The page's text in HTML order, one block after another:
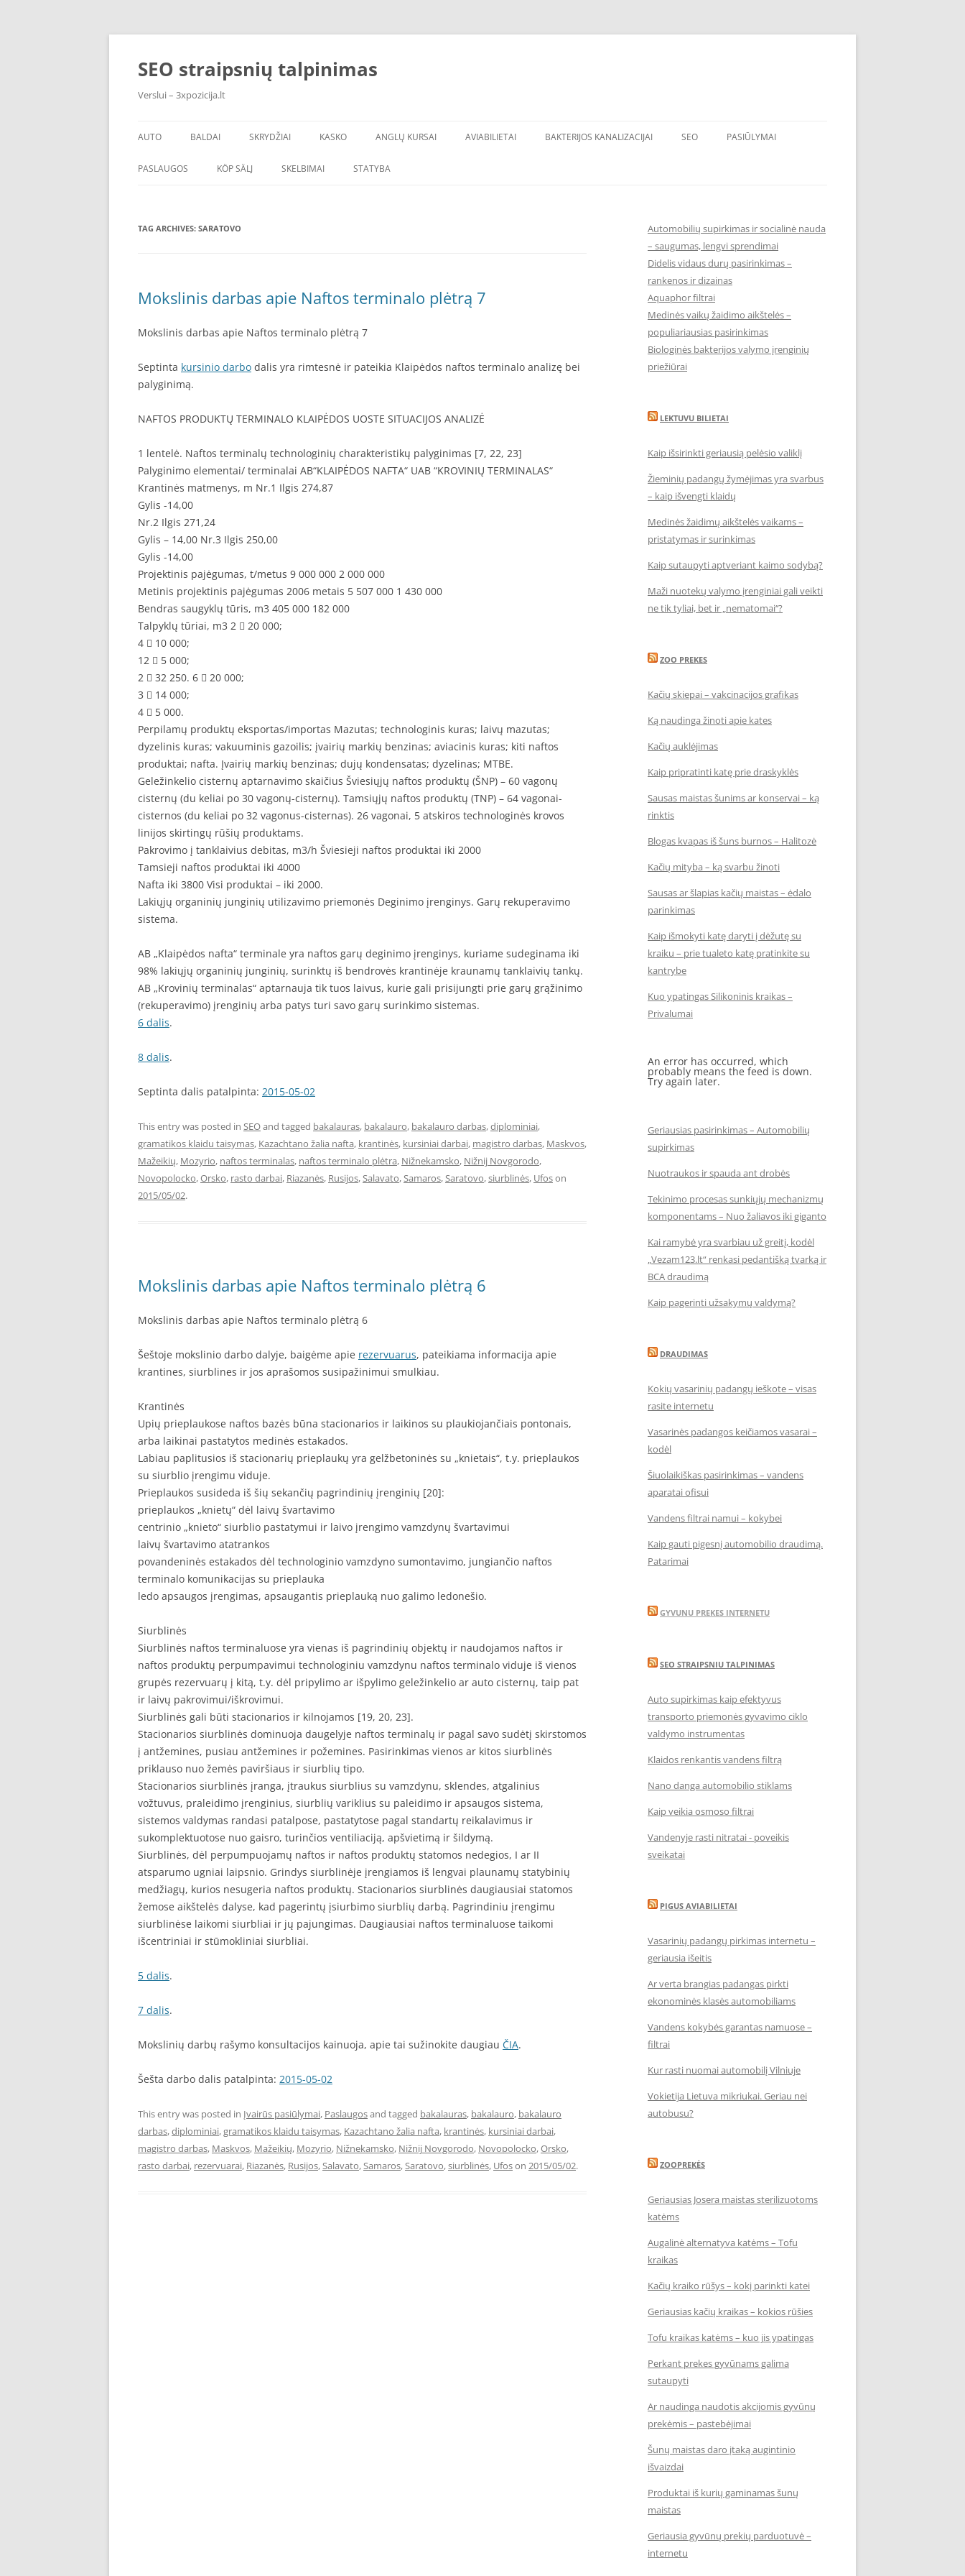
Skip
SEO straipsnių talpinimas
Verslui – 3xpozicija.lt
AUTO BALDAI SKRYDŽIAI KASKO ANGLŲ KURSAI AVIABILIETAI BAKTERIJOS KANALIZACIJAI SEO PASIŪLYMAI
PASLAUGOS KÖP SÄLJ SKELBIMAI STATYBA
TAG ARCHIVES: SARATOVO
Mokslinis darbas apie Naftos terminalo plėtrą 7
Mokslinis darbas apie Naftos terminalo plėtrą 7
Septinta kursinio darbo dalis yra rimtesnė ir pateikia Klaipėdos naftos terminalo analizę bei
palyginimą.
NAFTOS PRODUKTŲ TERMINALO KLAIPĖDOS UOSTE SITUACIJOS ANALIZĖ
1 lentelė. Naftos terminalų technologinių charakteristikų palyginimas [7, 22, 23]
Palyginimo elementai/ terminalai AB“KLAIPĖDOS NAFTA“ UAB “KROVINIŲ TERMINALAS“
Krantinės matmenys, m Nr.1 Ilgis 274,87
Gylis -14,00
Nr.2 Ilgis 271,24
Gylis – 14,00 Nr.3 Ilgis 250,00
Gylis -14,00
Projektinis pajėgumas, t/metus 9 000 000 2 000 000
Metinis projektinis pajėgumas 2006 metais 5 507 000 1 430 000
Bendras saugyklų tūris, m3 405 000 182 000
Talpyklų tūriai, m3 2  20 000;
4  10 000;
12  5 000;
2  32 250. 6  20 000;
3  14 000;
4  5 000.
Perpilamų produktų eksportas/importas Mazutas; technologinis kuras; laivų mazutas;
dyzelinis kuras; vakuuminis gazoilis; įvairių markių benzinas; aviacinis kuras; kiti naftos
produktai; nafta. Įvairių markių benzinas; dujų kondensatas; dyzelinas; MTBE.
Geležinkelio cisternų aptarnavimo skaičius Šviesiųjų naftos produktų (ŠNP) – 60 vagonų
cisternų (du keliai po 30 vagonų-cisternų). Tamsiųjų naftos produktų (TNP) – 64 vagonai-
cisternos (du keliai po 32 vagonus-cisternas). 26 vagonai, 5 atskiros technologinės krovos
linijos skirtingų rūšių produktams.
Pakrovimo į tanklaivius debitas, m3/h Šviesieji naftos produktai iki 2000
Tamsieji naftos produktai iki 4000
Nafta iki 3800 Visi produktai – iki 2000.
Lakiųjų organinių junginių utilizavimo priemonės Deginimo įrenginys. Garų rekuperavimo
sistema.
AB „Klaipėdos nafta“ terminale yra naftos garų deginimo įrenginys, kuriame sudeginama iki
98% lakiųjų organinių junginių, surinktų iš bendrovės krantinėje kraunamų tanklaivių tankų.
AB „Krovinių terminalas“ aptarnauja tik tuos laivus, kurie gali prisijungti prie garų grąžinimo
(rekuperavimo) įrenginių arba patys turi savo garų surinkimo sistemas.
6 dalis.
8 dalis.
Septinta dalis patalpinta: 2015-05-02
This entry was posted in SEOand tagged bakalauras, bakalauro, bakalauro darbas,diplominiai,
gramatikos klaidu taisymas, Kazachtano žalia nafta, krantinės, kursiniai darbai, magistro darbas, Maskvos,
Mažeikių, Mozyrio, naftos terminalas, naftos terminalo plėtra, Nižnekamsko, Nižnij Novgorodo,
Novopolocko,Orsko, rasto darbai, Riazanės, Rusijos,Salavato,Samaros,Saratovo,siurblinės, Ufoson
2015/05/02.
Mokslinis darbas apie Naftos terminalo plėtrą 6
Mokslinis darbas apie Naftos terminalo plėtrą 6
Šeštoje mokslinio darbo dalyje, baigėme apie rezervuarus, pateikiama informacija apie
krantines, siurblines ir jos aprašomos susipažinimui smulkiau.
Krantinės
Upių prieplaukose naftos bazės būna stacionarios ir laikinos su plaukiojančiais pontonais,
arba laikinai pastatytos medinės estakados.
Labiau paplitusios iš stacionarių prieplaukų yra gelžbetoninės su „knietais“, t.y. prieplaukos
su siurblio įrengimu viduje.
Prieplaukos susideda iš šių sekančių pagrindinių įrenginių [20]:
prieplaukos „knietų“ dėl laivų švartavimo
centrinio „knieto“ siurblio pastatymui ir laivo įrengimo vamzdynų švartavimui
laivų švartavimo atatrankos
povandeninės estakados dėl technologinio vamzdyno sumontavimo, jungiančio naftos
terminalo komunikacijas su prieplauka
ledo apsaugos įrengimas, apsaugantis prieplauką nuo galimo ledonešio.
Siurblinės
Siurblinės naftos terminaluose yra vienas iš pagrindinių objektų ir naudojamos naftos ir
naftos produktų perpumpavimui technologiniu vamzdynu naftos terminalo viduje iš vienos
grupės rezervuarų į kitą, t.y. dėl pripylimo ar išpylimo geležinkelio ar auto cisternų, taip pat
ir laivų pakrovimui/iškrovimui.
Siurblinės gali būti stacionarios ir kilnojamos [19, 20, 23].
Stacionarios siurblinės dominuoja daugelyje naftos terminalų ir pagal savo sudėtį skirstomos
į antžemines, pusiau antžemines ir požemines. Pasirinkimas vienos ar kitos siurblinės
priklauso nuo žemės paviršiaus ir siurblių tipo.
Stacionarios siurblinės įranga, įtraukus siurblius su vamzdynu, sklendes, atgalinius
vožtuvus, praleidimo įrenginius, siurblių variklius su paleidimo ir apsaugos sistema,
sistemos valdymas randasi patalpose, pastatytose pagal standartų reikalavimus ir
sukomplektuotose nuo gaisro, turinčios ventiliaciją, apšvietimą ir šildymą.
Siurblinės, dėl perpumpuojamų naftos ir naftos produktų statomos nedegios, I ar II
atsparumo ugniai laipsnio. Grindys siurblinėje įrengiamos iš lengvai plaunamų statybinių
medžiagų, kurios nesugeria naftos produktų. Stacionarios siurblinės daugiausiai statomos
žemose aikštelės dalyse, kad pagerintų įsiurbimo siurblių darbą. Pagrindiniu įrengimu
siurblinėse laikomi siurbliai ir jų pajungimas. Daugiausiai naftos terminaluose taikomi
išcentriniai ir stūmokliniai siurbliai.
5 dalis.
7 dalis.
Mokslinių darbų rašymo konsultacijos kainuoja, apie tai sužinokite daugiau ČIA.
Šešta darbo dalis patalpinta: 2015-05-02
This entry was posted in Įvairūs pasiūlymai, Paslaugosand tagged bakalauras, bakalauro, bakalauro
darbas,diplominiai,gramatikos klaidu taisymas, Kazachtano žalia nafta, krantinės, kursiniai darbai,
magistro darbas, Maskvos, Mažeikių, Mozyrio, Nižnekamsko, Nižnij Novgorodo, Novopolocko,Orsko,
rasto darbai, rezervuarai, Riazanės, Rusijos,Salavato,Samaros,Saratovo,siurblinės, Ufoson 2015/05/02.
Automobilių supirkimas ir socialinė nauda
– saugumas, lengvi sprendimai
Didelis vidaus durų pasirinkimas –
rankenos ir dizainas
Aquaphor filtrai
Medinės vaikų žaidimo aikštelės –
populiariausias pasirinkimas
Biologinės bakterijos valymo įrenginių
priežiūrai
LEKTUVU BILIETAI
Kaip išsirinkti geriausią pelėsio valiklį
Žieminių padangų žymėjimas yra svarbus
– kaip išvengti klaidų
Medinės žaidimų aikštelės vaikams –
pristatymas ir surinkimas
Kaip sutaupyti aptveriant kaimo sodybą?
Maži nuotekų valymo įrenginiai gali veikti
ne tik tyliai, bet ir „nematomai‘‘?
ZOO PREKES
Kačių skiepai – vakcinacijos grafikas
Ką naudinga žinoti apie kates
Kačių auklėjimas
Kaip pripratinti katę prie draskyklės
Sausas maistas šunims ar konservai – ką
rinktis
Blogas kvapas iš šuns burnos – Halitozė
Kačių mityba – ką svarbu žinoti
Sausas ar šlapias kačių maistas – ėdalo
parinkimas
Kaip išmokyti katę daryti į dėžutę su
kraiku – prie tualeto katę pratinkite su
kantrybe
Kuo ypatingas Silikoninis kraikas –
Privalumai
An error has occurred, which
probably means the feed is down.
Try again later.
Geriausias pasirinkimas – Automobilių
supirkimas
Nuotraukos ir spauda ant drobės
Tekinimo procesas sunkiųjų mechanizmų
komponentams – Nuo žaliavos iki giganto
Kai ramybė yra svarbiau už greitį, kodėl
„Vezam123.lt“ renkasi pedantišką tvarką ir
BCA draudimą
Kaip pagerinti užsakymų valdymą?
DRAUDIMAS
Kokių vasarinių padangų ieškote – visas
rasite internetu
Vasarinės padangos keičiamos vasarai –
kodėl
Šiuolaikiškas pasirinkimas – vandens
aparatai ofisui
Vandens filtrai namui – kokybei
Kaip gauti pigesnį automobilio draudimą.
Patarimai
GYVUNU PREKES INTERNETU
SEO STRAIPSNIU TALPINIMAS
Auto supirkimas kaip efektyvus
transporto priemonės gyvavimo ciklo
valdymo instrumentas
Klaidos renkantis vandens filtrą
Nano danga automobilio stiklams
Kaip veikia osmoso filtrai
Vandenyje rasti nitratai - poveikis
sveikatai
PIGUS AVIABILIETAI
Vasarinių padangų pirkimas internetu –
geriausia išeitis
Ar verta brangias padangas pirkti
ekonominės klasės automobiliams
Vandens kokybės garantas namuose –
filtrai
Kur rasti nuomai automobilį Vilniuje
Vokietija Lietuva mikriukai. Geriau nei
autobusu?
ZOOPREKĖS
Geriausias Josera maistas sterilizuotoms
katėms
Augalinė alternatyva katėms – Tofu
kraikas
Kačių kraiko rūšys – kokį parinkti katei
Geriausias kačių kraikas – kokios rūšies
Tofu kraikas katėms – kuo jis ypatingas
Perkant prekes gyvūnams galima
sutaupyti
Ar naudinga naudotis akcijomis gyvūnų
prekėmis – pastebėjimai
Šunų maistas daro įtaką augintinio
išvaizdai
Produktai iš kurių gaminamas šunų
maistas
Geriausia gyvūnų prekių parduotuvė –
internetu